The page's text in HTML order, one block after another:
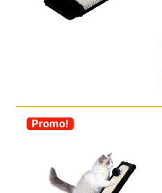
-30%
Promo!